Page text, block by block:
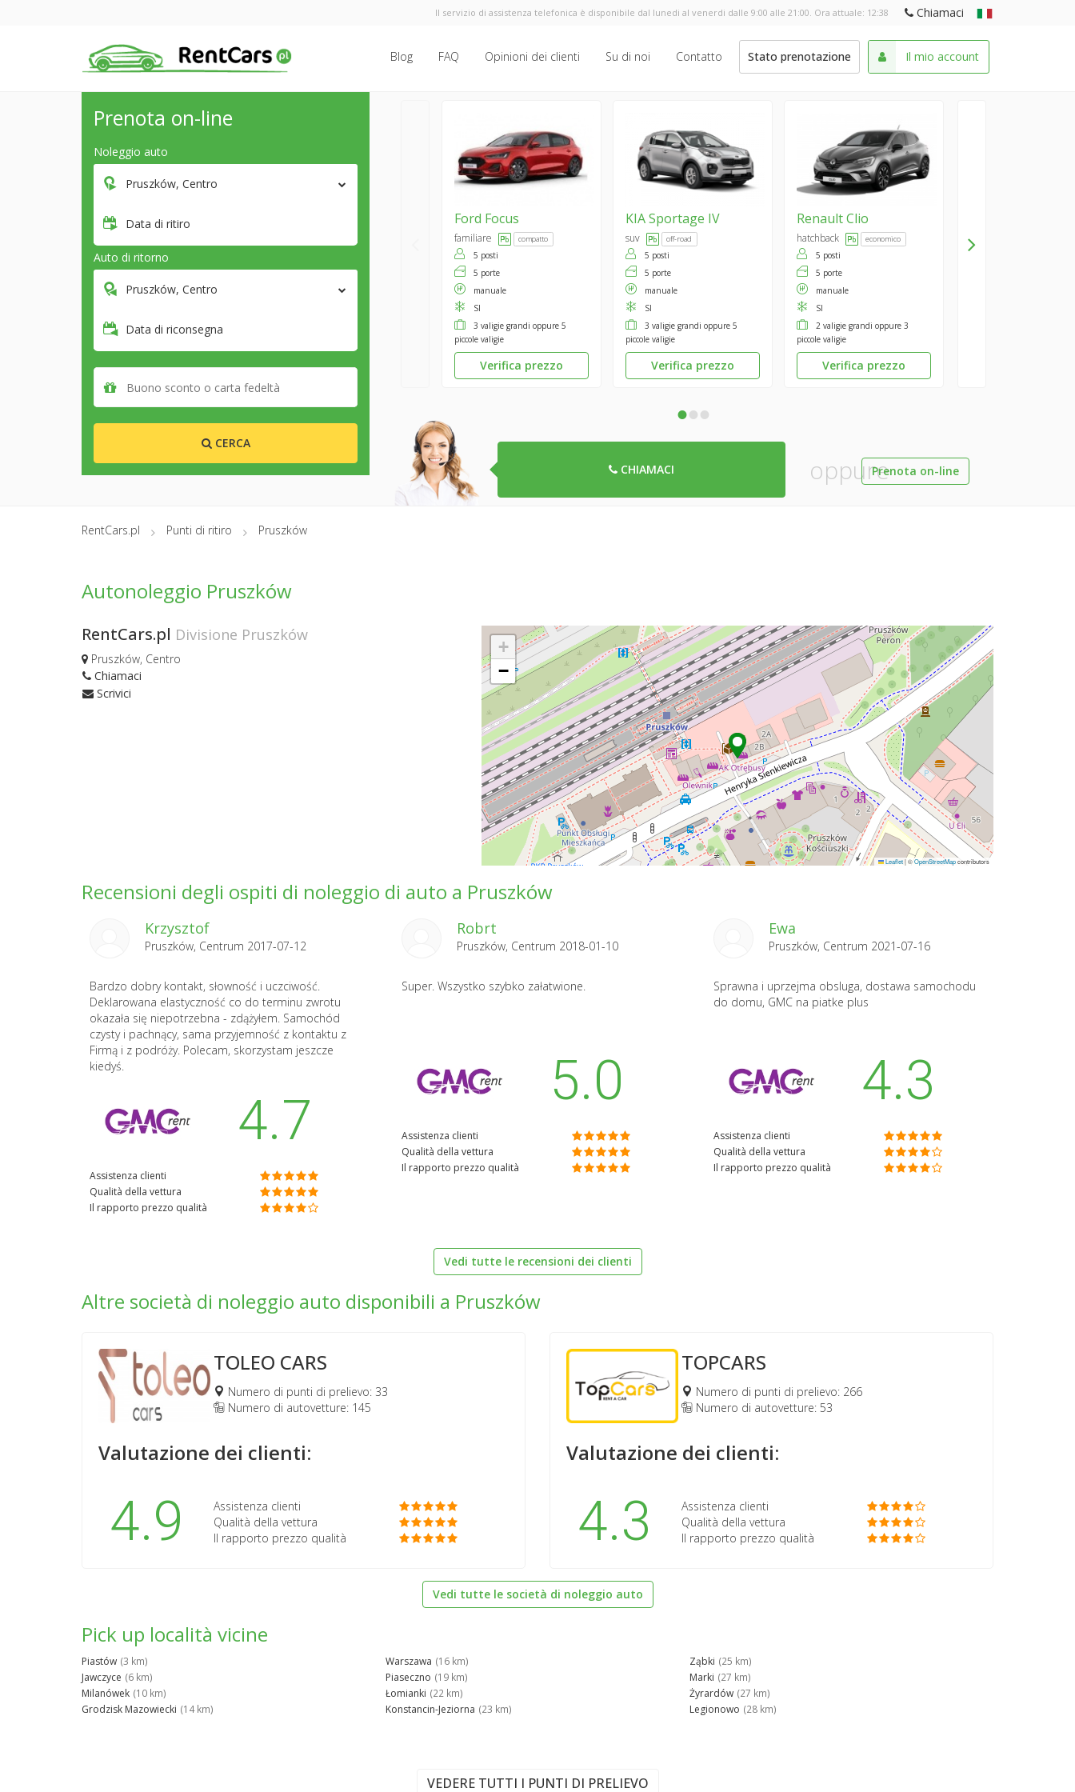
Il servizio di assistenza telefonica è disponibile dal lunedi al venerdi dalle 9:00 alle 21:00. Ora attuale: 12:38 Chiamaci
Blog FAQ Opinioni dei clienti Su di noi Contatto Stato prenotazione Il mio account
Prenota on-line
Noleggio auto
Pruszków, Centro
Data di ritiro
Auto di ritorno
Pruszków, Centro
Data di riconsegna
CERCA
Ford Focus
familiare compatto
5 posti
5 porte
manuale
SI
3 valigie grandi oppure 5
piccole valigie
Verifica prezzo
KIASportage IV
suv off-road
5 posti
5 porte
manuale
SI
3 valigie grandi oppure 5
piccole valigie
Verifica prezzo
RenaultClio
hatchback economico
5 posti
5 porte
manuale
SI
2 valigie grandi oppure 3
piccole valigie
Verifica prezzo
•••
CHIAMACI oppurePrenota on-line
RentCars.pl Punti di ritiro Pruszków
Autonoleggio Pruszków
RentCars.pl Divisione Pruszków
Pruszków, Centro
Chiamaci
Scrivici
+
−
Leaflet|©OpenStreetMapcontributors
Recensioni degli ospiti di noleggio di auto a Pruszków
Krzysztof
Pruszków, Centrum 2017-07-12
Bardzo dobry kontakt, słowność i uczciwość.
Deklarowana elastyczność co do terminu zwrotu
okazała się niepotrzebna - zdążyłem. Samochód
czysty i pachnący, sama przyjemność z kontaktu z
Firmą i z podróży. Polecam, skorzystam jeszcze
kiedyś.
4.7
Assistenza clienti
Qualità della vettura
Il rapporto prezzo qualità
Robrt
Pruszków, Centrum 2018-01-10
Super. Wszystko szybko załatwione.
5.0
Assistenza clienti
Qualità della vettura
Il rapporto prezzo qualità
Ewa
Pruszków, Centrum 2021-07-16
Sprawna i uprzejma obsluga, dostawa samochodu
do domu, GMC na piatke plus
4.3
Assistenza clienti
Qualità della vettura
Il rapporto prezzo qualità
Vedi tutte le recensioni dei clienti
Altre società di noleggio auto disponibili a Pruszków
TOLEO CARS
Numero di punti di prelievo: 33
Numero di autovetture: 145
Valutazione dei clienti:
4.9
Assistenza clienti
Qualità della vettura
Il rapporto prezzo qualità
TOPCARS
Numero di punti di prelievo: 266
Numero di autovetture: 53
Valutazione dei clienti:
4.3
Assistenza clienti
Qualità della vettura
Il rapporto prezzo qualità
Vedi tutte le società di noleggio auto
Pick up località vicine
Piastów (3 km)
Jawczyce (6 km)
Milanówek (10 km)
Grodzisk Mazowiecki (14 km)
Warszawa (16 km)
Piaseczno (19 km)
Łomianki (22 km)
Konstancin-Jeziorna (23 km)
Ząbki (25 km)
Marki (27 km)
Żyrardów (27 km)
Legionowo (28 km)
VEDERE TUTTI I PUNTI DI PRELIEVO